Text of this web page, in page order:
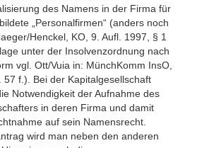
des Namens in der Firma für
„Personalfirmen“ (anders noch
Henckel, KO, 9. Aufl. 1997, § 1
unter der Insolvenzordnung nach
vgl. Ott/Vuia in: MünchKomm InsO,
57 f.). Bei der Kapitalgesellschaft
Notwendigkeit der Aufnahme des
in deren Firma und damit
auf sein Namensrecht.
wird man neben den anderen